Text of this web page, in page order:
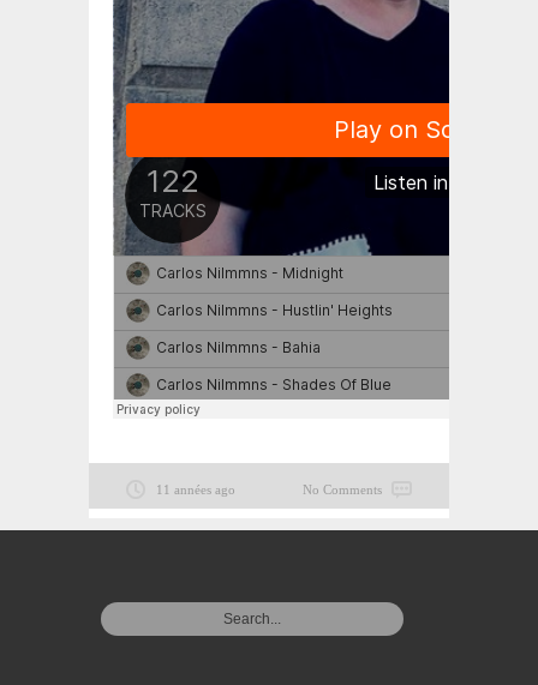
11 années ago No Comments